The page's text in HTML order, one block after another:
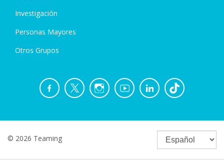
Investigación
Personas Mayores
Otros Grupos
© 2026 Teaming